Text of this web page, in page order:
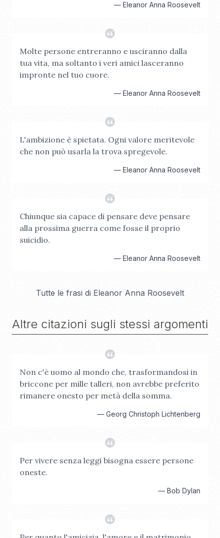
— Eleanor Anna Roosevelt
Molte persone entreranno e usciranno dalla
tua vita, ma soltanto i veri amici lasceranno
impronte nel tuo cuore.
— Eleanor Anna Roosevelt
L'ambizione è spietata. Ogni valore meritevole
che non può usarla la trova spregevole.
— Eleanor Anna Roosevelt
Chiunque sia capace di pensare deve pensare
alla prossima guerra come fosse il proprio
suicidio.
— Eleanor Anna Roosevelt
Tutte le frasi di Eleanor Anna Roosevelt
Altre citazioni sugli stessi argomenti
Non c'è uomo al mondo che, trasformandosi in
briccone per mille talleri, non avrebbe preferito
rimanere onesto per metà della somma.
— Georg Christoph Lichtenberg
Per vivere senza leggi bisogna essere persone
oneste.
— Bob Dylan